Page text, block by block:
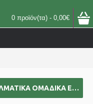
0 προϊόν(τα) - 0,00€
επαγγελματικά ομαδικά
ΣΚΟΥΠΕΣ ΓΟΎΡΙΑ-ΔΏΡΑ ΕΠΑΓΓΕΛΜΑΤΙΚΆ ΟΜΑΔΙΚΆ ΕΠΙΧΕΙΡΗΜΑΤΙΚΆ ΓΙΑ BAZZAR ΣΧΟΛΕΊΑ ΣΥΛΛΌΓΟΥΣ 2025